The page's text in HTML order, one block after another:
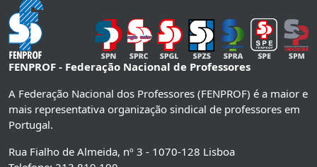
FENPROF - Federação Nacional de Professores
A Federação Nacional dos Professores (FENPROF) é a maior e
mais representativa organização sindical de professores em
Portugal.
Rua Fialho de Almeida, nº 3 - 1070-128 Lisboa